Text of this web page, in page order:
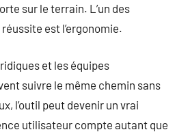
sur le terrain. L’un des
est l’ergonomie.
et les équipes
suivre le même chemin sans
l’outil peut devenir un vrai
utilisateur compte autant que